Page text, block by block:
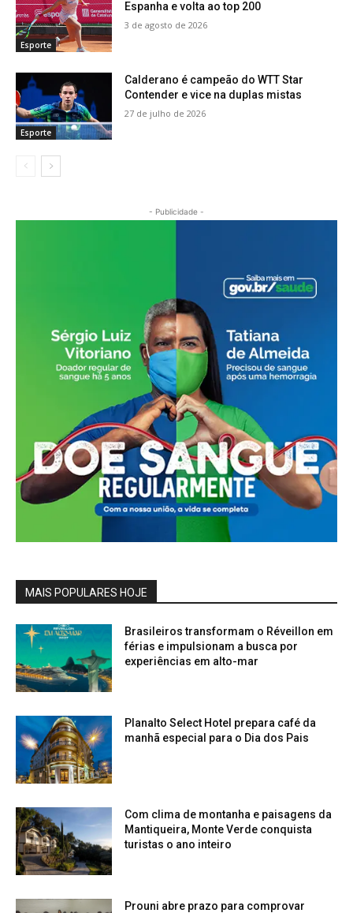
Esporte
Espanha e volta ao top 200
3 de agosto de 2026
Esporte
Calderano é campeão do WTT Star
Contender e vice na duplas mistas
27 de julho de 2026
- Publicidade -
MAIS POPULARES HOJE
Brasileiros transformam o Réveillon em
férias e impulsionam a busca por
experiências em alto-mar
Planalto Select Hotel prepara café da
manhã especial para o Dia dos Pais
Com clima de montanha e paisagens da
Mantiqueira, Monte Verde conquista
turistas o ano inteiro
Prouni abre prazo para comprovar